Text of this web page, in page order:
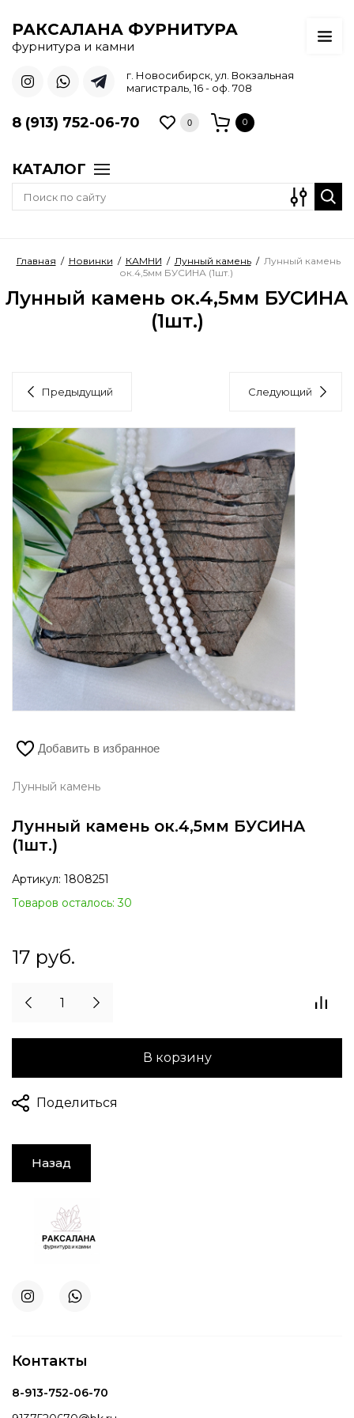
РАКСАЛАНА ФУРНИТУРА
фурнитура и камни
г. Новосибирск, ул. Вокзальная
магистраль, 16 - оф. 708
8 (913) 752-06-70 0 0
КАТАЛОГ
Главная / Новинки / КАМНИ / Лунный камень / Лунный камень
ок.4,5мм БУСИНА (1шт.)
Лунный камень ок.4,5мм БУСИНА
(1шт.)
Предыдущий Следующий
Добавить в избранное
Лунный камень
Лунный камень ок.4,5мм БУСИНА
(1шт.)
Артикул: 1808251
Товаров осталось: 30
17 руб.
В корзину
Поделиться
Назад
Контакты
8-913-752-06-70